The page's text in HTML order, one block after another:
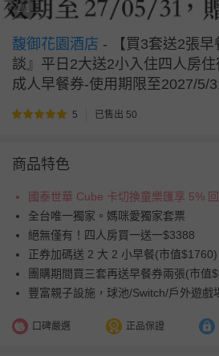
1/1
馥御花園酒店 - 【買3套送2張
談』平日2大送2小入住四人房
成人早餐券-使用期限至2027/5/
5 已售出 50
商品特色
國泰世華 Cube 卡切換童樂匯享 5%
全台唯一獨家。媽咪愛獨家套票
絕無僅有！四人房買一送一$3388
正券加碼送 2 大 2 小早餐(市值$1760)
團購期間買三套再送早餐券兩張(市值
豐富親子設施，球池/Switch/戶外遊戲
口碑嚴選 正品保證